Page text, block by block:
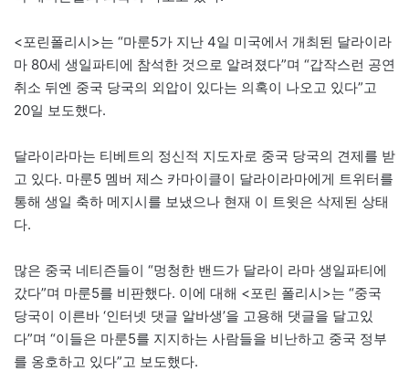
<포린폴리시>는 “마룬5가 지난 4일 미국에서 개최된 달라이라
마 80세 생일파티에 참석한 것으로 알려졌다”며 “갑작스런 공연
취소 뒤엔 중국 당국의 외압이 있다는 의혹이 나오고 있다”고
20일 보도했다.
달라이라마는 티베트의 정신적 지도자로 중국 당국의 견제를 받
고 있다. 마룬5 멤버 제스 카마이클이 달라이라마에게 트위터를
통해 생일 축하 메지시를 보냈으나 현재 이 트윗은 삭제된 상태
다.
많은 중국 네티즌들이 “멍청한 밴드가 달라이 라마 생일파티에
갔다”며 마룬5를 비판했다. 이에 대해 <포린 폴리시>는 “중국
당국이 이른바 ‘인터넷 댓글 알바생’을 고용해 댓글을 달고있
다”며 “이들은 마룬5를 지지하는 사람들을 비난하고 중국 정부
를 옹호하고 있다”고 보도했다.